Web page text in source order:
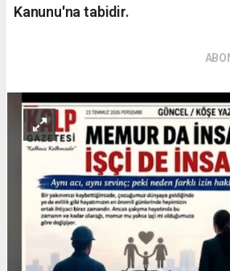
Kanunu'na tabidir.